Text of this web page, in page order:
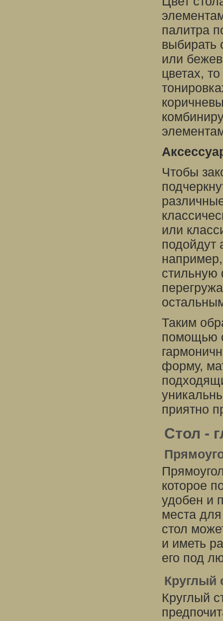
палитра
выбирать
или
цветах,
Чтобы
или
подойдут
стильную
Таким
помощью
форму,
приятно
Стол -
которое
удобен и
места
стол
и иметь
его под
Круглый
Круглый